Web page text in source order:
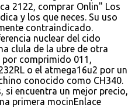
2122, comprar Onlin" Los
y los que neces. Su uso
contraindicado.
nuclear del cido
clula de la ubre de otra
por comprimido 011,
o el atmega16u2 por un
conocido como CH340.
si encuentra un mejor precio,
primera mocinEnlace